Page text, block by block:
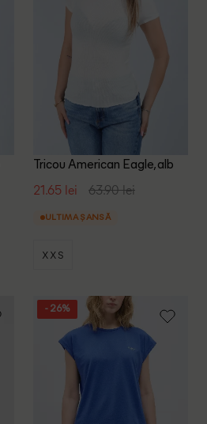
Tricou American Eagle, alb
21.65 lei 63.90 lei
ULTIMA ȘANSĂ
XXS
- 26%